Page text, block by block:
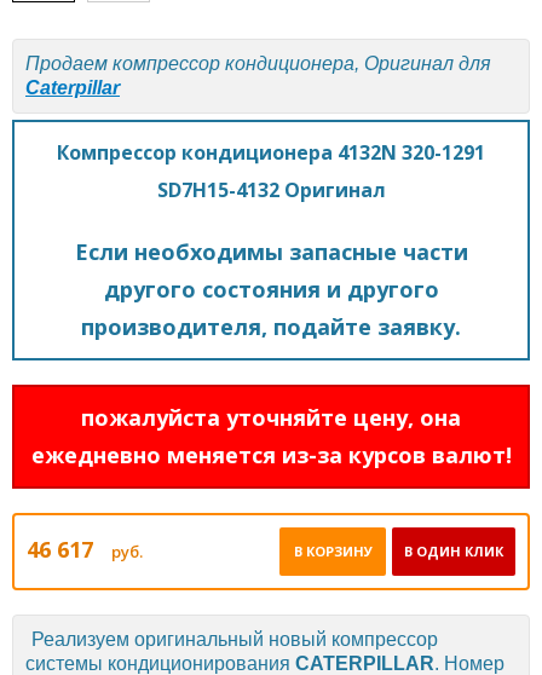
Продаем компрессор кондиционера, Оригинал для
Caterpillar
Компрессор кондиционера 4132N 320-1291
SD7H15-4132 Оригинал
Если необходимы запасные части
другого состояния и другого
производителя, подайте заявку.
пожалуйста уточняйте цену, она
ежедневно меняется из-за курсов валют!
46 617 руб. В ОДИН КЛИК
В КОРЗИНУ
Реализуем оригинальный новый компрессор
системы кондиционирования CATERPILLAR. Номер